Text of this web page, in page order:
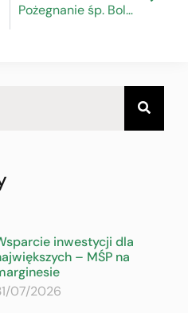
Pożegnanie śp. Bolesława Adamika
inwestycji dla
– MŚP na
07/2026